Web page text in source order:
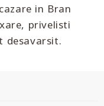
in Bran
privelisti
desavarsit.